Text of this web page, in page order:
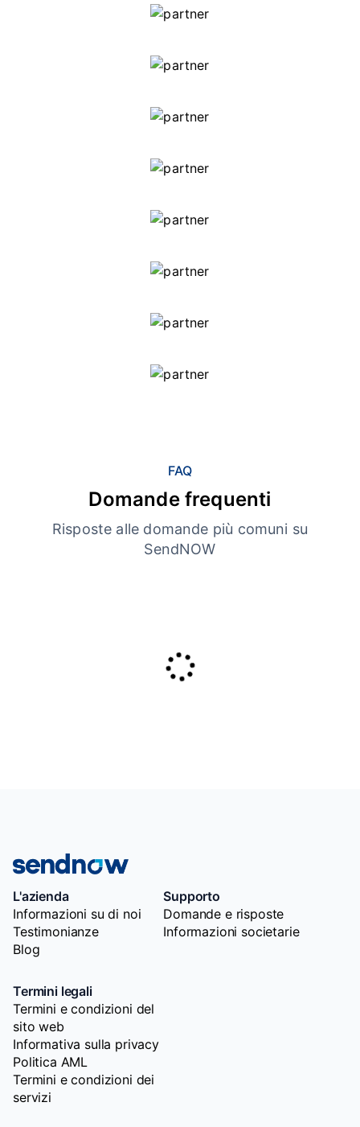
FAQ
Domande frequenti
Risposte alle domande più comuni su
SendNOW
L'azienda
Informazioni su di noi
Testimonianze
Blog
Supporto
Domande e risposte
Informazioni societarie
Termini legali
Termini e condizioni del
sito web
Informativa sulla privacy
Politica AML
Termini e condizioni dei
servizi